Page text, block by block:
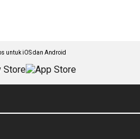
untuk iOS dan Android